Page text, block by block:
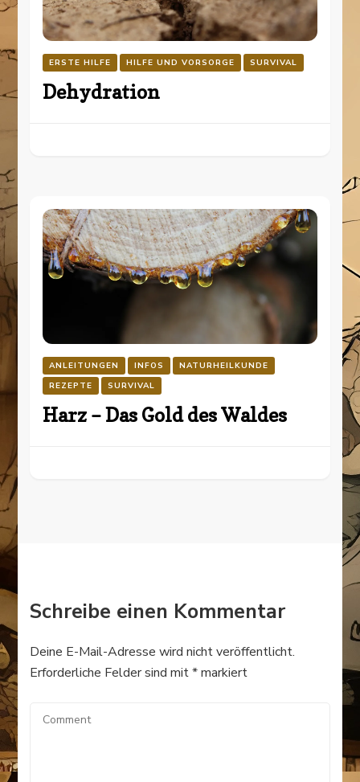
ERSTE HILFE HILFE UND VORSORGE SURVIVAL
Dehydration
ANLEITUNGEN INFOS
NATURHEILKUNDE
REZEPTE
SURVIVAL
Harz – Das Gold des Waldes
Schreibe einen Kommentar
Deine E-Mail-Adresse wird nicht veröffentlicht.
Erforderliche Felder sind mit*markiert